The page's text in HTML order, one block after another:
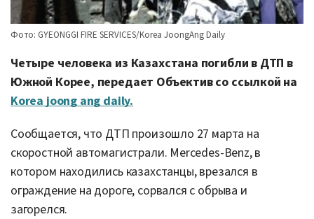
Фото: GYEONGGI FIRE SERVICES/Korea JoongAng Daily
Четыре человека из Казахстана погибли в ДТП в
Южной Корее, передает Объектив со ссылкой на
Korea joong ang daily.
Сообщается, что ДТП произошло 27 марта на
скоростной автомагистрали. Mercedes-Benz, в
котором находились казахстанцы, врезался в
ограждение на дороге, сорвался с обрыва и
загорелся.